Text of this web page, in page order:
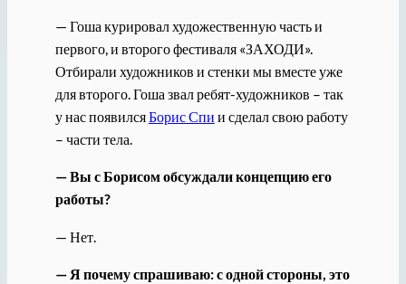
— Гоша курировал художественную часть и
первого, и второго фестиваля «ЗАХОДИ».
Отбирали художников и стенки мы вместе уже
для второго. Гоша звал ребят-художников – так
у нас появилсяБорис Спи и сделал свою работу
– части тела.
— Вы с Борисом обсуждали концепцию его
работы?
— Нет.
— Я почему спрашиваю: с одной стороны, это